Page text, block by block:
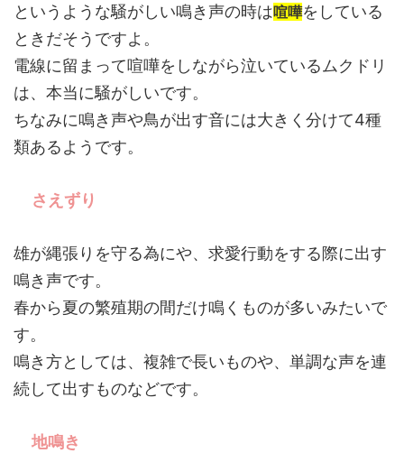
というような騒がしい鳴き声の時は喧嘩をしている
ときだそうですよ。
電線に留まって喧嘩をしながら泣いているムクドリ
は、本当に騒がしいです。
ちなみに鳴き声や鳥が出す音には大きく分けて4種
類あるようです。
さえずり
雄が縄張りを守る為にや、求愛行動をする際に出す
鳴き声です。
春から夏の繁殖期の間だけ鳴くものが多いみたいで
す。
鳴き方としては、複雑で長いものや、単調な声を連
続して出すものなどです。
地鳴き